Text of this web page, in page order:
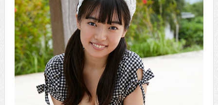
CINEMA×STYLE 285号
CINEMA×STYLE 294号